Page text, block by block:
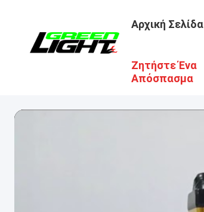
Αρχική Σελίδα
Ζητήστε Ένα
Απόσπασμα